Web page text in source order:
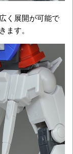
く展開が可能で
す。